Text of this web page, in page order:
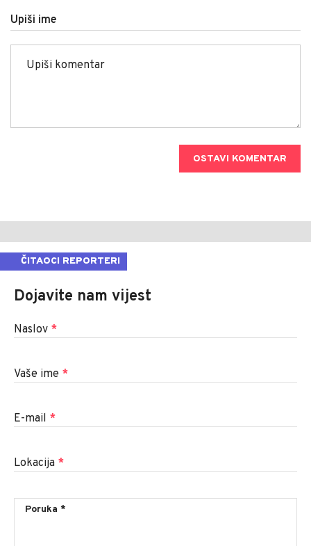
Upiši ime
OSTAVI KOMENTAR
ČITAOCI REPORTERI
Dojavite nam vijest
Naslov *
Vaše ime *
E-mail *
Lokacija *